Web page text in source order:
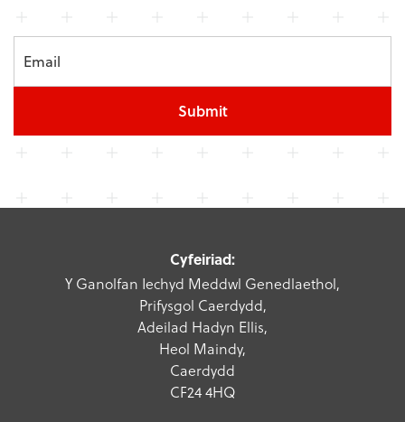
Submit
Cyfeiriad:
Y Ganolfan Iechyd Meddwl Genedlaethol,
Prifysgol Caerdydd,
Adeilad Hadyn Ellis,
Heol Maindy,
Caerdydd
CF24 4HQ